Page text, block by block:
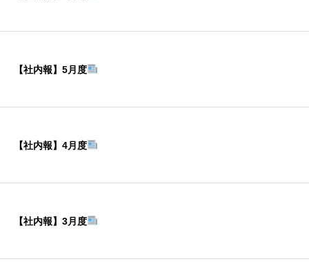
【社内報】5月度
【社内報】4月度
【社内報】3月度